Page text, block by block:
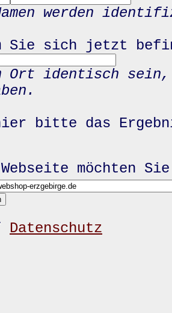
werden
Sie sich jetzt
Ort identisch
bitte das
möchten
Datenschutz